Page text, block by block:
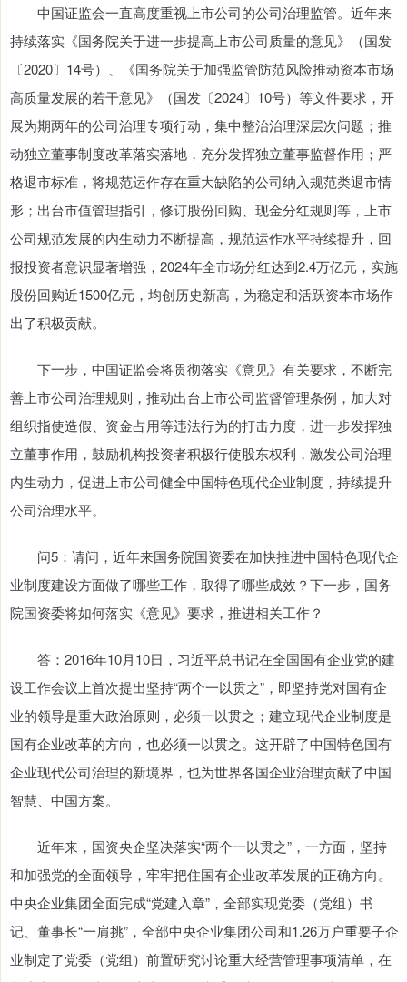
中国证监会一直高度重视上市公司的公司治理监管。近年来
持续落实《国务院关于进一步提高上市公司质量的意见》（国发
〔2020〕14号）、《国务院关于加强监管防范风险推动资本市场
高质量发展的若干意见》（国发〔2024〕10号）等文件要求，开
展为期两年的公司治理专项行动，集中整治治理深层次问题；推
动独立董事制度改革落实落地，充分发挥独立董事监督作用；严
格退市标准，将规范运作存在重大缺陷的公司纳入规范类退市情
形；出台市值管理指引，修订股份回购、现金分红规则等，上市
公司规范发展的内生动力不断提高，规范运作水平持续提升，回
报投资者意识显著增强，2024年全市场分红达到2.4万亿元，实施
股份回购近1500亿元，均创历史新高，为稳定和活跃资本市场作
出了积极贡献。
下一步，中国证监会将贯彻落实《意见》有关要求，不断完
善上市公司治理规则，推动出台上市公司监督管理条例，加大对
组织指使造假、资金占用等违法行为的打击力度，进一步发挥独
立董事作用，鼓励机构投资者积极行使股东权利，激发公司治理
内生动力，促进上市公司健全中国特色现代企业制度，持续提升
公司治理水平。
问5：请问，近年来国务院国资委在加快推进中国特色现代企
业制度建设方面做了哪些工作，取得了哪些成效？下一步，国务
院国资委将如何落实《意见》要求，推进相关工作？
答：2016年10月10日，习近平总书记在全国国有企业党的建
设工作会议上首次提出坚持“两个一以贯之”，即坚持党对国有企
业的领导是重大政治原则，必须一以贯之；建立现代企业制度是
国有企业改革的方向，也必须一以贯之。这开辟了中国特色国有
企业现代公司治理的新境界，也为世界各国企业治理贡献了中国
智慧、中国方案。
近年来，国资央企坚决落实“两个一以贯之”，一方面，坚持
和加强党的全面领导，牢牢把住国有企业改革发展的正确方向。
中央企业集团全面完成“党建入章”，全部实现党委（党组）书
记、董事长“一肩挑”，全部中央企业集团公司和1.26万户重要子企
业制定了党委（党组）前置研究讨论重大经营管理事项清单，在